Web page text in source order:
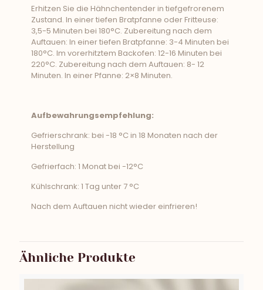
Erhitzen Sie die Hähnchentender in tiefgefrorenem
Zustand. In einer tiefen Bratpfanne oder Fritteuse:
3,5-5 Minuten bei 180°C. Zubereitung nach dem
Auftauen: In einer tiefen Bratpfanne: 3-4 Minuten bei
180°C. Im vorerhitztem Backofen: 12-16 Minuten bei
220°C. Zubereitung nach dem Auftauen: 8- 12
Minuten. In einer Pfanne: 2×8 Minuten.
Aufbewahrungsempfehlung:
Gefrierschrank: bei -18 °C in 18 Monaten nach der
Herstellung
Gefrierfach: 1 Monat bei -12°C
Kühlschrank: 1 Tag unter 7 °C
Nach dem Auftauen nicht wieder einfrieren!
Ähnliche Produkte